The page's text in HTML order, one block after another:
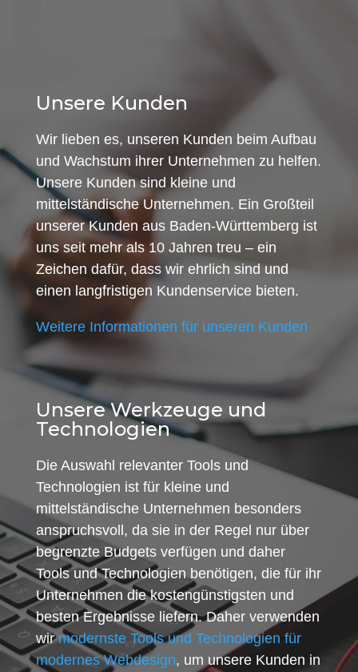
Unsere Kunden
Wir lieben es, unseren Kunden beim Aufbau
und Wachstum ihrer Unternehmen zu helfen.
Unsere Kunden sind kleine und
mittelständische Unternehmen. Ein Großteil
unserer Kunden aus Baden-Württemberg ist
uns seit mehr als 10 Jahren treu – ein
Zeichen dafür, dass wir ehrlich sind und
einen langfristigen Kundenservice bieten.
Weitere Informationen für unseren Kunden
Unsere Werkzeuge und
Technologien
Die Auswahl relevanter Tools und
Technologien ist für kleine und
mittelständische Unternehmen besonders
anspruchsvoll, da sie in der Regel nur über
begrenzte Budgets verfügen und daher
Tools und Technologien benötigen, die für ihr
Unternehmen die kostengünstigsten und
besten Ergebnisse liefern. Daher verwenden
wirmodernste Tools und Technologien für
modernes Webdesign, um unsere Kunden in